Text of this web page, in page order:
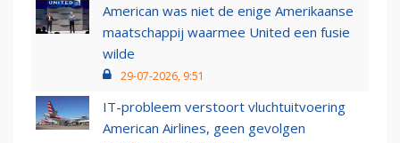
American was niet de enige Amerikaanse
maatschappij waarmee United een fusie
wilde
29-07-2026, 9:51
IT-probleem verstoort vluchtuitvoering
American Airlines, geen gevolgen